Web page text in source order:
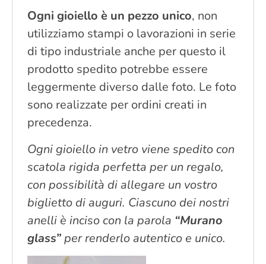
Ogni gioiello è un pezzo unico, non
utilizziamo stampi o lavorazioni in serie
di tipo industriale anche per questo il
prodotto spedito potrebbe essere
leggermente diverso dalle foto. Le foto
sono realizzate per ordini creati in
precedenza.
Ogni gioiello in vetro viene spedito con
scatola rigida perfetta per un regalo,
con possibilità di allegare un vostro
biglietto di auguri. Ciascuno dei nostri
anelli è inciso con la parola “Murano
glass”per renderlo autentico e unico.